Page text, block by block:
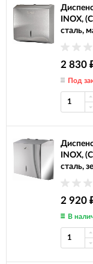
INOX,
сталь,
2 830
Под
INOX,
сталь,
2 920
В